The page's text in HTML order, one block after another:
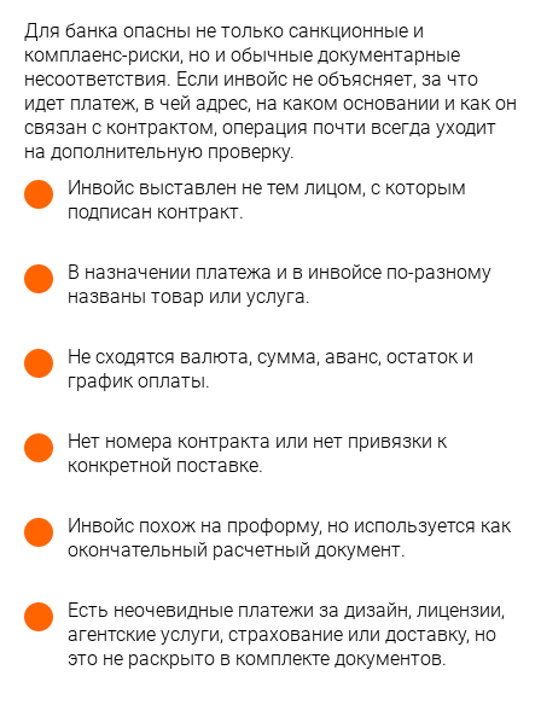
Для банка опасны не только санкционные и
комплаенс-риски, но и обычные документарные
несоответствия. Если инвойс не объясняет, за что
идет платеж, в чей адрес, на каком основании и как он
связан с контрактом, операция почти всегда уходит
на дополнительную проверку.
Инвойс выставлен не тем лицом, с которым
подписан контракт.
В назначении платежа и в инвойсе по-разному
названы товар или услуга.
Не сходятся валюта, сумма, аванс, остаток и
график оплаты.
Нет номера контракта или нет привязки к
конкретной поставке.
Инвойс похож на проформу, но используется как
окончательный расчетный документ.
Есть неочевидные платежи за дизайн, лицензии,
агентские услуги, страхование или доставку, но
это не раскрыто в комплекте документов.